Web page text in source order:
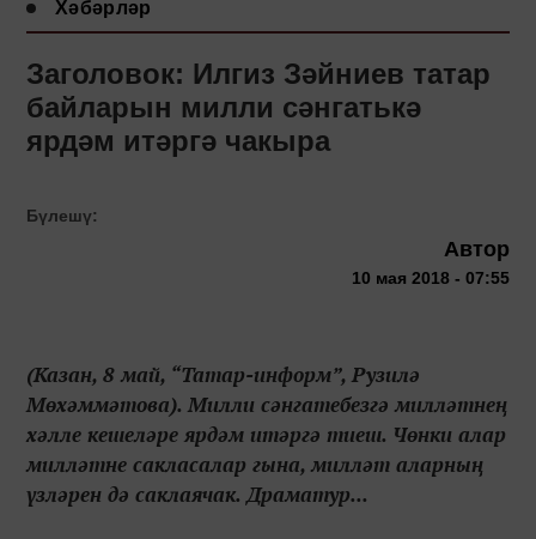
Хәбәрләр
Заголовок: Илгиз Зәйниев татар
байларын милли сәнгатькә
ярдәм итәргә чакыра
Бүлешү:
Автор
10 мая 2018 - 07:55
(Казан, 8 май, “Татар-информ”, Рузилә
Мөхәммәтова). Милли сәнгатебезгә милләтнең
хәлле кешеләре ярдәм итәргә тиеш. Чөнки алар
милләтне сакласалар гына, милләт аларның
үзләрен дә саклаячак. Драматур...